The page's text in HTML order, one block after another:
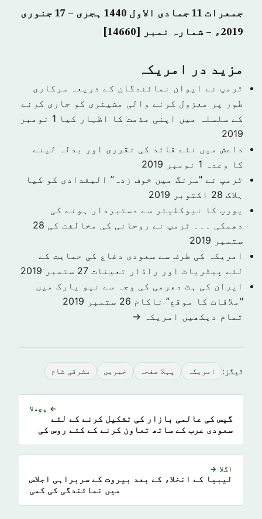
جمعرات 11 جمادی الاول 1440 ہجری – 17 جنوری
2019ء – شمارہ نمبر [14660]
مزید در امريكہ
ٹرمپ نے ایوان نمائندگان کے ذریعہ سرکاری
طور پر معزول کرنے والی مشینری کو جاری کرنے
کے سلسلہ میں اپنی مذمت کا اظہار کیا
1 نومبر
2019
داعش میں نئے قائد کی تقرری اور بدلہ لینے
کا وعدہ 1 نومبر 2019
ٹرمپ نے "سرنگ میں خوف زدہ” البغدادی کو کیا
ہلاک 28 اکتوبر 2019
یورپ کا نیوکلیئر سے دستبردار ہونے کی
دھمکی ۔۔۔ ٹرمپ نے روحانی کی مخالفت کی 28
ستمبر 2019
امریکہ کی طرف سے سعودی دفاع کی حمایت کے
لئے پیٹریاٹ اور راڈار تعینات 27 ستمبر 2019
ایران کی ہٹ دھرمی کی وجہ سے نیو یارک میں
"ملاقات کا موقع” ناکام 26 ستمبر 2019
تمام دیکھیں امريكہ →
ٹیگز: امريكہ پہلا صفحہ خبريں مشرقی شام
← پچھلا
گیس کی عالمی بازار کی تشکیل کرنے کے لئے
سعودی عرب کے ساتھ تعاون کرنے کے کئے روس کی
اگلا →
لیبیا کے انخلاء کے بعد بیروت کے سربراہی اجلاس
میں نمائندگی کی کمی